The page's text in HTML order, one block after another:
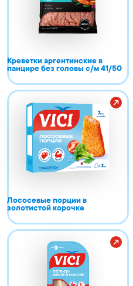
Креветки аргентинские в
панцире без головы с/м 41/50
Лососевые порции в
золотистой корочке